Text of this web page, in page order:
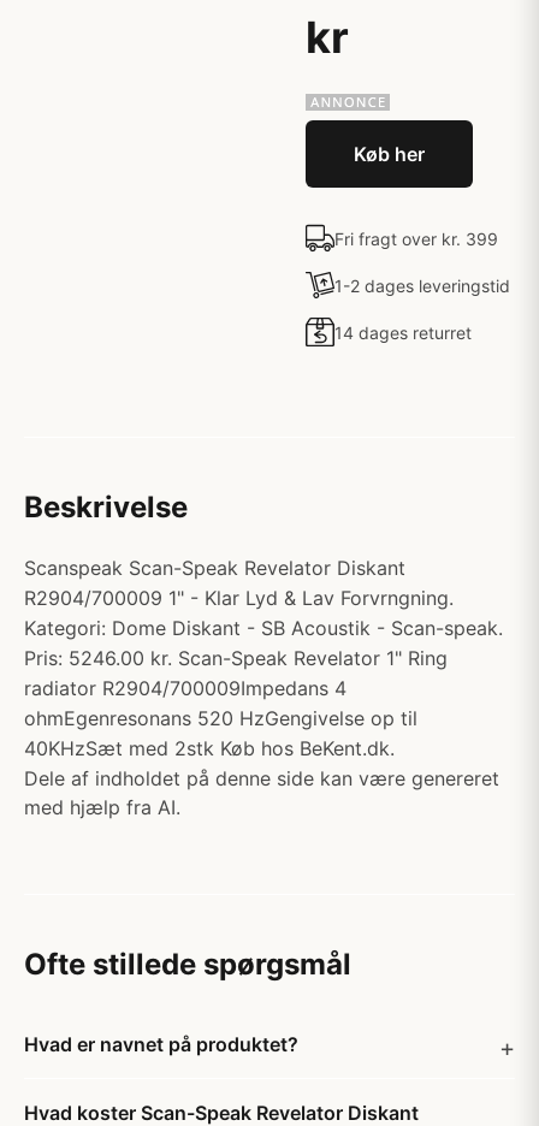
kr
Køb her
Fri fragt over kr. 399
1-2 dages leveringstid
14 dages returret
Beskrivelse
Scanspeak Scan-Speak Revelator Diskant
R2904/700009 1" - Klar Lyd & Lav Forvrngning.
Kategori: Dome Diskant - SB Acoustik - Scan-speak.
Pris: 5246.00 kr. Scan-Speak Revelator 1" Ring
radiator R2904/700009Impedans 4
ohmEgenresonans 520 HzGengivelse op til
40KHzSæt med 2stk Køb hos BeKent.dk.
Dele af indholdet på denne side kan være genereret
med hjælp fra AI.
Ofte stillede spørgsmål
Hvad er navnet på produktet?
Hvad koster Scan-Speak Revelator Diskant